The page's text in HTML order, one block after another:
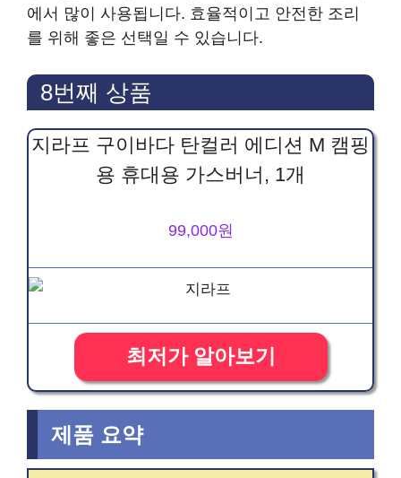
에서 많이 사용됩니다. 효율적이고 안전한 조리
를 위해 좋은 선택일 수 있습니다.
8번째 상품
지라프 구이바다 탄컬러 에디션 M 캠핑
용 휴대용 가스버너, 1개
99,000원
최저가 알아보기
제품 요약